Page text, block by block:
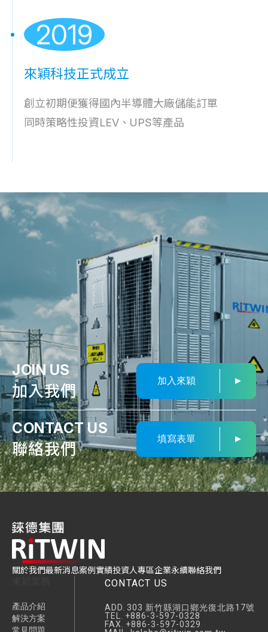
2019
來穎科技正式成立
創立初期便獲得國內半導體大廠儲能訂單
同時策略性投資LEV、UPS等產品
JOIN US
加入我們
加入來穎
CONTACT US
聯絡我們
填寫表單
關於我們最新消息案例實績投資人專區企業永續聯絡我們
產品介紹
解決方案
CONTACT US
ADD. 303 新竹縣湖口鄉光復北路17號
TEL. +886-3-597-0328
FAX. +886-3-597-0329